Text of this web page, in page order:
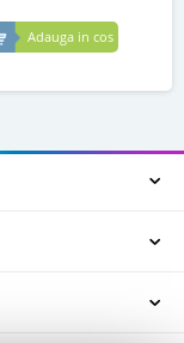
Adauga in cos